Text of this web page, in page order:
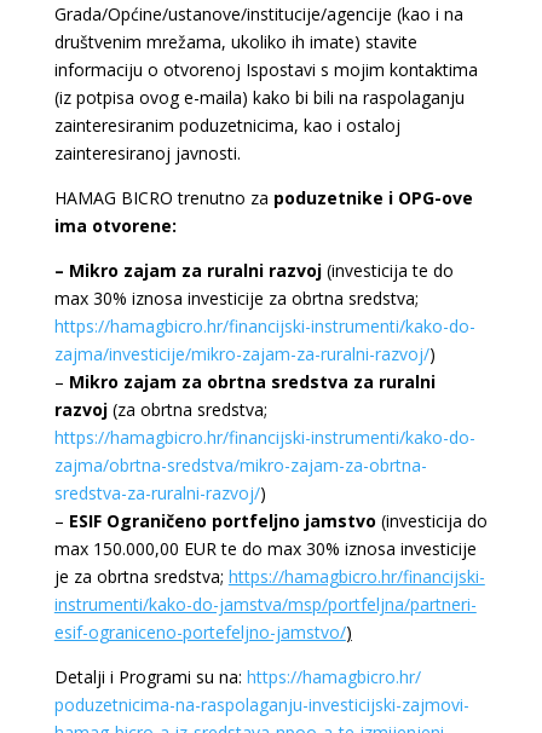
Grada/Općine/ustanove/institucije/agencije (kao i na
društvenim mrežama, ukoliko ih imate) stavite
informaciju o otvorenoj Ispostavi s mojim kontaktima
(iz potpisa ovog e-maila) kako bi bili na raspolaganju
zainteresiranim poduzetnicima, kao i ostaloj
zainteresiranoj javnosti.
HAMAG BICRO trenutno za poduzetnike i OPG-ove
ima otvorene:
– Mikro zajam za ruralni razvoj(investicija te do
max 30% iznosa investicije za obrtna sredstva;
https://hamagbicro.hr/financijski-instrumenti/kako-do-
zajma/investicije/mikro-zajam-za-ruralni-razvoj/)
– Mikro zajam za obrtna sredstva za ruralni
razvoj(za obrtna sredstva;
https://hamagbicro.hr/financijski-instrumenti/kako-do-
zajma/obrtna-sredstva/mikro-zajam-za-obrtna-
sredstva-za-ruralni-razvoj/)
– ESIF Ograničeno portfeljno jamstvo (investicija do
max 150.000,00 EUR te do max 30% iznosa investicije
je za obrtna sredstva; https://hamagbicro.hr/financijski-
instrumenti/kako-do-jamstva/msp/portfeljna/partneri-
esif-ograniceno-portefeljno-jamstvo/)
Detalji i Programi su na: https://hamagbicro.hr/
poduzetnicima-na-raspolaganju-investicijski-zajmovi-